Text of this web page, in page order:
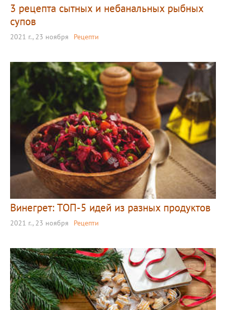
3 рецепта сытных и небанальных рыбных
супов
2021 г., 23 ноября Рецепти
Винегрет: ТОП-5 идей из разных продуктов
2021 г., 23 ноября Рецепти